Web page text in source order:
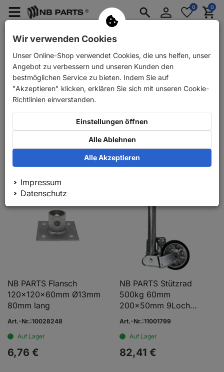
Menü
PKW Anhänger Ersatzteile
AnmeldenMerkzettel
aufklappen
0 0
PKW Anhänger Ersatzteile Top Angebote des Monats
Top Angebote des Monats
Hier finden Sie unsere Top Angebote der Woche
NB PARTS Flansch
120x120x60mm Ø13mm
80mm lang
Art.-Nr.:10028248
Auf Lager
6,76 €
NB PARTS Stützrad
500kg 60mm
200x50mm 9Loch
vollautomatisch Premium
Art.-Nr.:11001799
Auf Lager
82,41 €
Wir verwenden Cookies
Unser Online-Shop verwendet Cookies, die uns helfen, unser
Angebot zu verbessern und unseren Kunden den
bestmöglichen Service zu bieten. Indem Sie auf
"Akzeptieren" klicken, erklären Sie sich mit unseren Cookie-
Richtlinien einverstanden.
Einstellungen öffnen
Alle Ablehnen
Alle Akzeptieren
Impressum
Datenschutz